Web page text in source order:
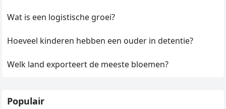
Wat is een logistische groei?
Hoeveel kinderen hebben een ouder in detentie?
Welk land exporteert de meeste bloemen?
Populair